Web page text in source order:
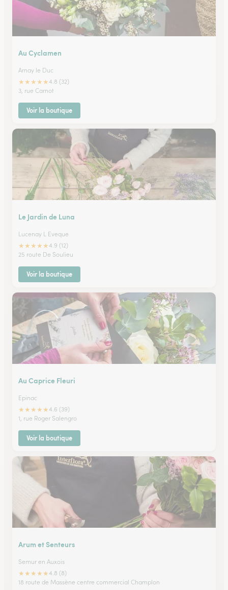
Au Cyclamen
Arnay le Duc
★★★★★4.8 (32)
3, rue Carnot
Voir la boutique
Le Jardin de Luna
Lucenay L Eveque
★★★★★4.9 (12)
25 route De Soulieu
Voir la boutique
Au Caprice Fleuri
Epinac
★★★★★4.6 (39)
1, rue Roger Salengro
Voir la boutique
Arum et Senteurs
Semur en Auxois
★★★★★4.8 (8)
18 route de Massène centre commercial Champlon